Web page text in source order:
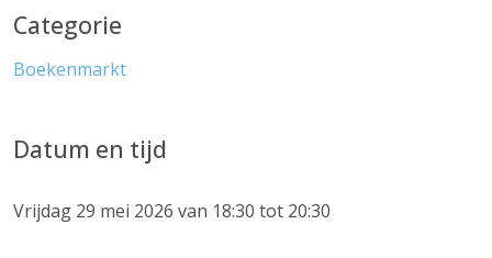
Categorie
Boekenmarkt
Datum en tijd
Vrijdag 29 mei 2026 van 18:30 tot 20:30